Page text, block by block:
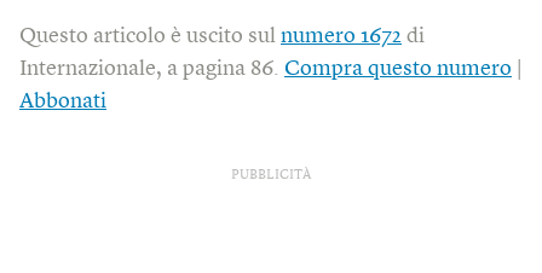
Questo articolo è uscito sul numero 1672 di
Internazionale, a pagina 86. Compra questo numero
Abbonati
PUBBLICITÀ